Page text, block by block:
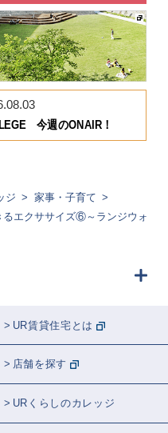
今週のONAIR！
ジ
家事・子育て
エクササイズ⑥～ランジウォ
UR賃貸住宅とは
店舗を探す
URくらしのカレッジ